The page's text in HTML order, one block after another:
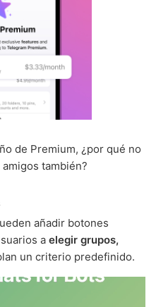
de Premium, ¿por qué no
también?
añadir botones
a elegir grupos,
un criterio predefinido.